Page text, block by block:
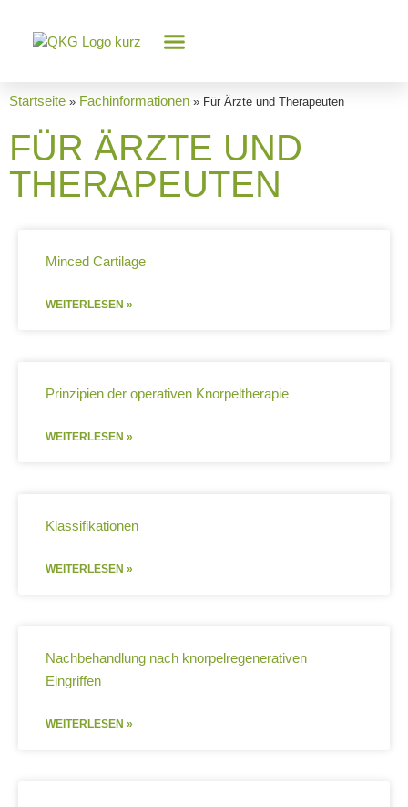
Startseite » Fachinformationen » Für Ärzte und Therapeuten
FÜR ÄRZTE UND
THERAPEUTEN
Minced Cartilage
WEITERLESEN »
Prinzipien der operativen Knorpeltherapie
WEITERLESEN »
Klassifikationen
WEITERLESEN »
Nachbehandlung nach knorpelregenerativen
Eingriffen
WEITERLESEN »